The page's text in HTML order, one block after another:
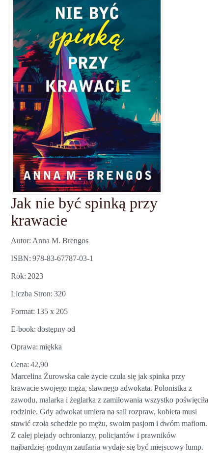
Jak nie być spinką przy
krawacie
Autor Anna M. Brengos
ISBN 978-83-67787-03-1
Rok 2023
Liczba Stron 320
Format 135 x 205
E-book dostępny od
Oprawa miękka
Cena 42,90
Marcelina Żurowska całe życie czuła się jak spinka przy
krawacie swojego męża, sławnego adwokata. Polonistka z
zawodu, malarka i żeglarka z zamiłowania wszystko poświęciła
rodzinie. Gdy adwokat umiera na sali rozpraw, kobieta musi
stawić czoła schedzie po mężu, swoim pasjom i dwóm mafiom.
Z całej plejady ochroniarzy, policjantów i prawników
najbardziej godnym zaufania wydaje się być miejscowy lump.